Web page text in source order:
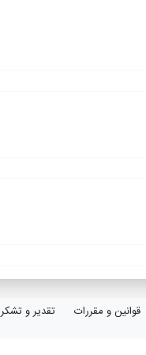
قوانین و مقررات تقدیر و تشکر